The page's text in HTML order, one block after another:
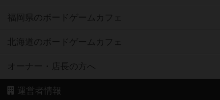
福岡県のボードゲームカフェ
北海道のボードゲームカフェ
オーナー・店長の方へ
運営者情報